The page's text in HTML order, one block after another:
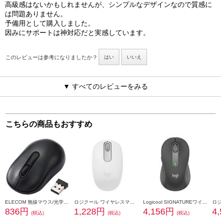
高級感はないかもしれませんが、シンプルなデザインなので質感に
は問題ありません。
予備用として購入しました。
因みにサポートは神対応だと実感しています。
このレビューは参考になりましたか？ はい いいえ
▼ すべてのレビューをみる
こちらの商品もおすすめ
836円
(税込)
1,228円
(税込)
4,156円
(税込)